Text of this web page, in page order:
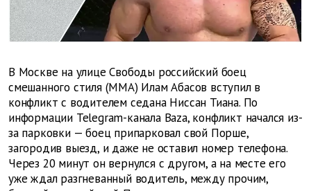
В Москве на улице Свободы российский боец
смешанного стиля (ММА) Илам Абасов вступил в
конфликт с водителем седана Ниссан Тиана. По
информации Telegram-канала Baza, конфликт начался из-
за парковки — боец припарковал свой Порше,
загородив выезд, и даже не оставил номер телефона.
Через 20 минут он вернулся с другом, а на месте его
уже ждал разгневанный водитель, между прочим,